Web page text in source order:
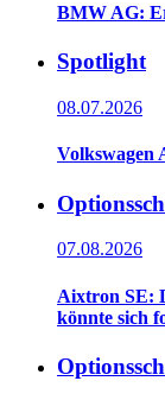
BMW AG:
Spotlight
08.07.2026
Volkswagen
07.08.2026
Aixtron SE:
könnte sich